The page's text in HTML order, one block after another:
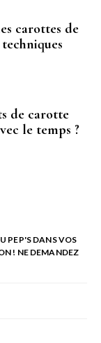
carottes de
de carotte
le temps ?
PEP'S DANS VOS
! NE DEMANDEZ